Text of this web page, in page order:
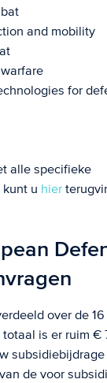
and mobility
for
alle specifieke
kunt u hier
over de 16
is er ruim €
subsidiebijdrage
de voor